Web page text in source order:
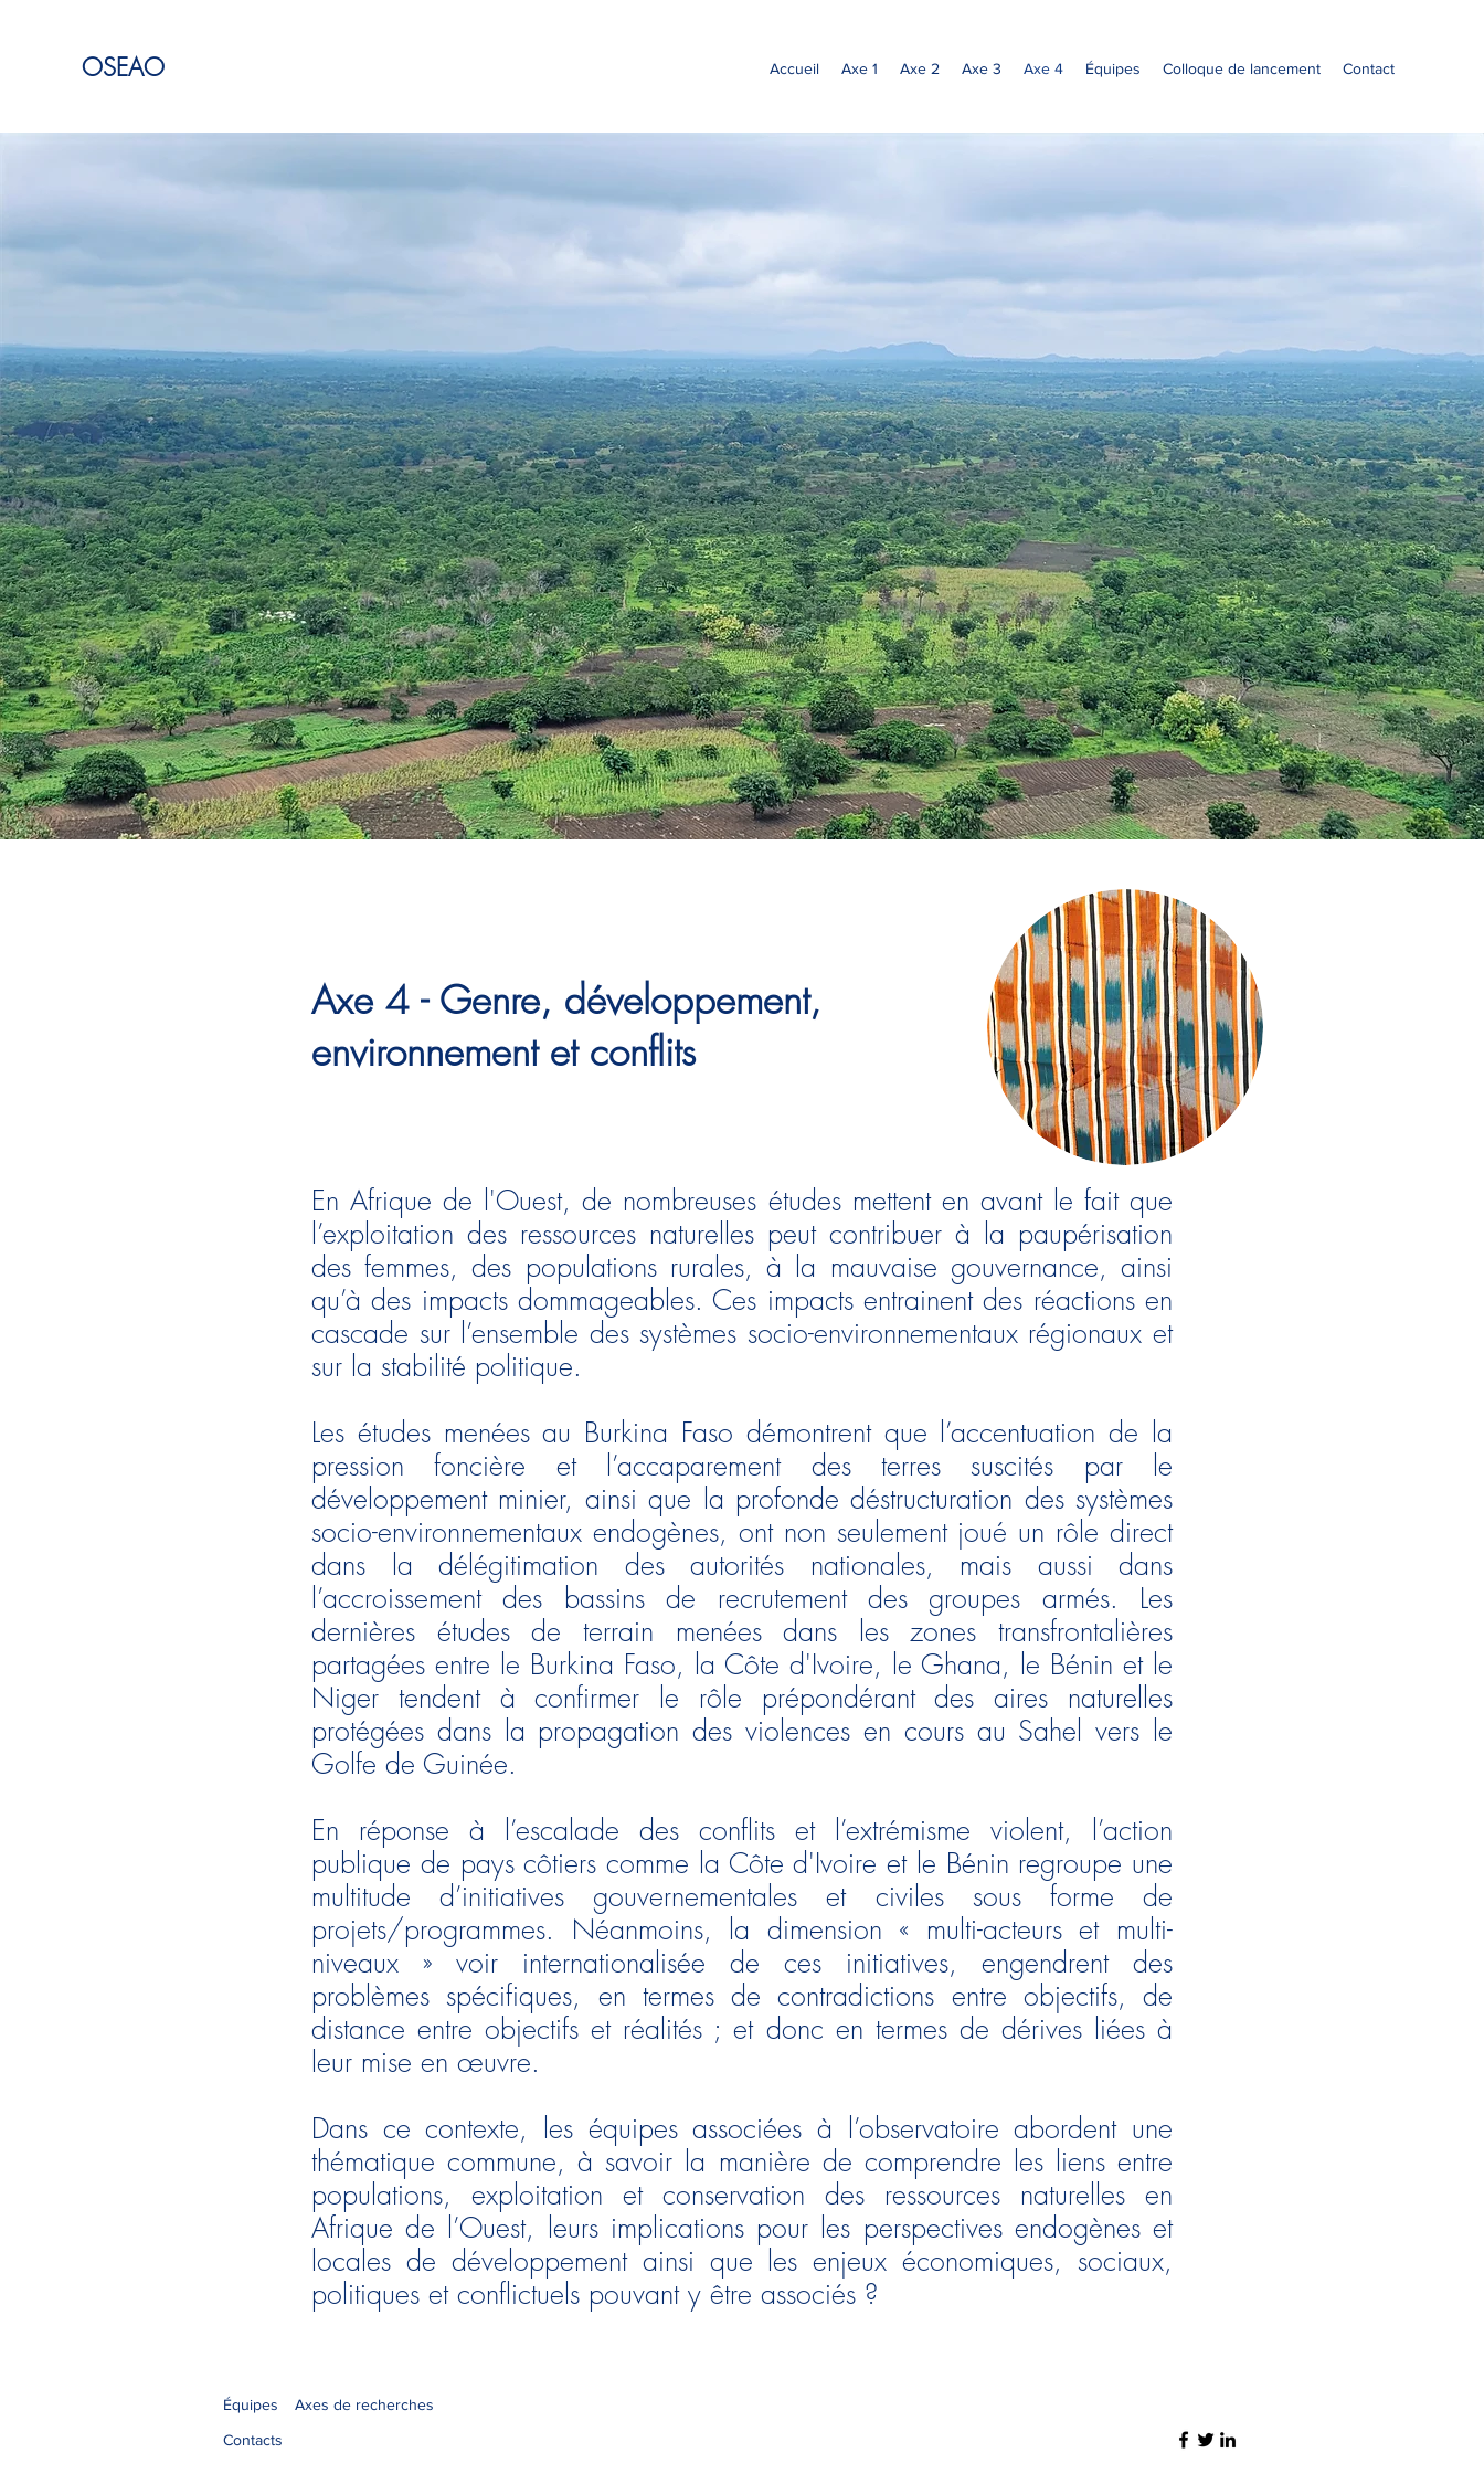
OSEAO Accueil Axe 1 Axe 2 Axe 3 Axe 4 Équipes Colloque de lancement Contact
Axe 4 - Genre, développement,
environnement et conflits
En Afrique de l'Ouest, de nombreuses études mettent en avant le fait que
l’exploitation des ressources naturelles peut contribuer à la paupérisation
des femmes, des populations rurales, à la mauvaise gouvernance, ainsi
qu’à des impacts dommageables. Ces impacts entrainent des réactions en
cascade sur l’ensemble des systèmes socio-environnementaux régionaux et
sur la stabilité politique.
Les études menées au Burkina Faso démontrent que l’accentuation de la
pression foncière et l’accaparement des terres suscités par le
développement minier, ainsi que la profonde déstructuration des systèmes
socio-environnementaux endogènes, ont non seulement joué un rôle direct
dans la délégitimation des autorités nationales, mais aussi dans
l’accroissement des bassins de recrutement des groupes armés. Les
dernières études de terrain menées dans les zones transfrontalières
partagées entre le Burkina Faso, la Côte d'Ivoire, le Ghana, le Bénin et le
Niger tendent à confirmer le rôle prépondérant des aires naturelles
protégées dans la propagation des violences en cours au Sahel vers le
Golfe de Guinée.
En réponse à l’escalade des conflits et l’extrémisme violent, l’action
publique de pays côtiers comme la Côte d'Ivoire et le Bénin regroupe une
multitude d’initiatives gouvernementales et civiles sous forme de
projets/programmes. Néanmoins, la dimension « multi-acteurs et multi-
niveaux » voir internationalisée de ces initiatives, engendrent des
problèmes spécifiques, en termes de contradictions entre objectifs, de
distance entre objectifs et réalités ; et donc en termes de dérives liées à
leur mise en œuvre.
Dans ce contexte, les équipes associées à l’observatoire abordent une
thématique commune, à savoir la manière de comprendre les liens entre
populations, exploitation et conservation des ressources naturelles en
Afrique de l’Ouest, leurs implications pour les perspectives endogènes et
locales de développement ainsi que les enjeux économiques, sociaux,
politiques et conflictuels pouvant y être associés ?
Équipes
Axes de recherches
Contacts